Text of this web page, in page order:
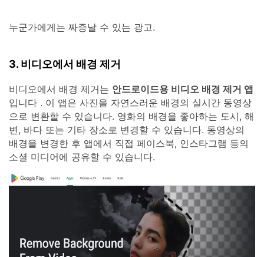
누군가에게는 짜증날 수 있는 광고.
3. 비디오에서 배경 제거
비디오에서 배경 제거는 안드로이드용 비디오 배경 제거 앱
입니다 . 이 앱은 사진을 자연스러운 배경의 실시간 동영상
으로 변환할 수 있습니다. 영화의 배경을 좋아하는 도시, 해
변, 바다 또는 기타 장소로 변경할 수 있습니다. 동영상의
배경을 변경한 후 앱에서 직접 페이스북, 인스타그램 등의
소셜 미디어에 공유할 수 있습니다.